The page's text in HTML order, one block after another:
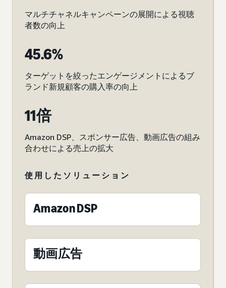
マルチチャネルキャンペーンの展開による視聴
者数の向上
45.6%
ターゲットを絞ったエンゲージメントによるブ
ランド新規顧客の購入率の向上
11倍
Amazon DSP、スポンサー広告、動画広告の組み
合わせによる売上の拡大
使用したソリューション
Amazon DSP
動画広告